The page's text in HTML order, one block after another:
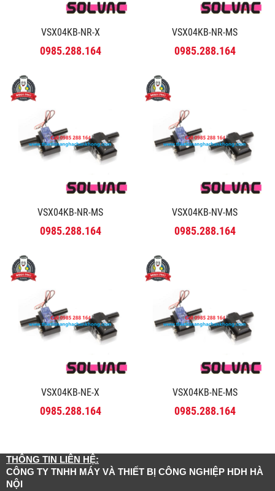
VSX04KB-NR-X
0985.288.164
VSX04KB-NR-MS
0985.288.164
VSX04KB-NR-MS
0985.288.164
VSX04KB-NV-MS
0985.288.164
VSX04KB-NE-X
0985.288.164
VSX04KB-NE-MS
0985.288.164
THÔNG TIN LIÊN HỆ:
CÔNG TY TNHH MÁY VÀ THIẾT BỊ CÔNG NGHIỆP HDH HÀ
NỘI